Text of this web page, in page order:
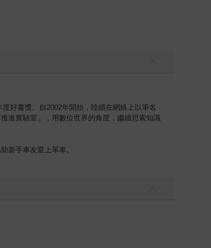
好書獎。自2002年開始，陸續在網絡上以筆名
進實驗室」，用數位世界的角度，繼續思索知識
新手車友愛上單車。